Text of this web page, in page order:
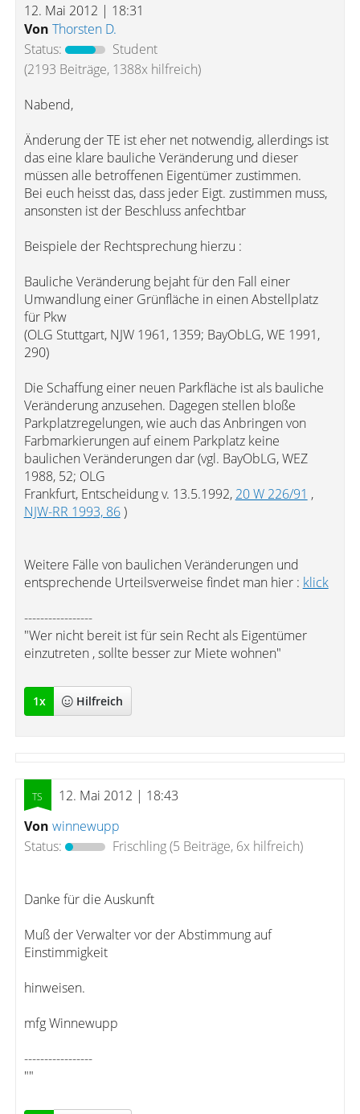
12. Mai 2012 | 18:31
Von Thorsten D.
Status:
Student
(2193 Beiträge, 1388x hilfreich)
Nabend,
Änderung der TE ist eher net notwendig, allerdings ist
das eine klare bauliche Veränderung und dieser
müssen alle betroffenen Eigentümer zustimmen.
Bei euch heisst das, dass jeder Eigt. zustimmen muss,
ansonsten ist der Beschluss anfechtbar
Beispiele der Rechtsprechung hierzu :
Bauliche Veränderung bejaht für den Fall einer
Umwandlung einer Grünfläche in einen Abstellplatz
für Pkw
(OLG Stuttgart, NJW 1961, 1359; BayObLG, WE 1991,
290)
Die Schaffung einer neuen Parkfläche ist als bauliche
Veränderung anzusehen. Dagegen stellen bloße
Parkplatzregelungen, wie auch das Anbringen von
Farbmarkierungen auf einem Parkplatz keine
baulichen Veränderungen dar (vgl. BayObLG, WEZ
1988, 52; OLG
Frankfurt, Entscheidung v. 13.5.1992, 20 W 226/91 ,
NJW-RR 1993, 86)
Weitere Fälle von baulichen Veränderungen und
entsprechende Urteilsverweise findet man hier : klick
-----------------
"Wer nicht bereit ist für sein Recht als Eigentümer
einzutreten , sollte besser zur Miete wohnen"
1x Hilfreich
12. Mai 2012 | 18:43
Von winnewupp
Status:
Frischling(5 Beiträge, 6x hilfreich)
Danke für die Auskunft
Muß der Verwalter vor der Abstimmung auf
Einstimmigkeit
hinweisen.
mfg Winnewupp
-----------------
""